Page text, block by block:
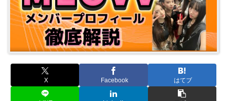
X Facebook はてブ